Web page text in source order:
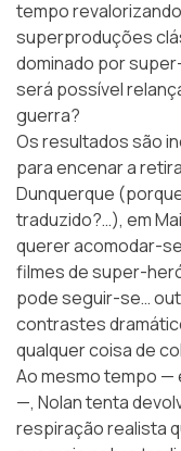
tempo
superproduções
dominado por
será possível
guerra?
Os resultados são
para encenar a
Dunquerque
traduzido?…), em
querer acomodar-
filmes de super-
pode seguir-se…
contrastes
qualquer coisa de
Ao mesmo tempo —
—, Nolan tenta
respiração realista